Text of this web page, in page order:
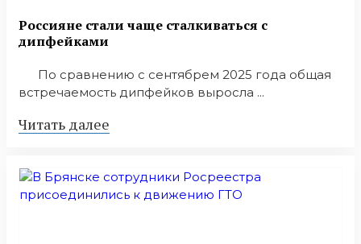
Россияне стали чаще сталкиваться с
дипфейками
По сравнению с сентябрем 2025 года общая
встречаемость дипфейков выросла ...
Читать далее